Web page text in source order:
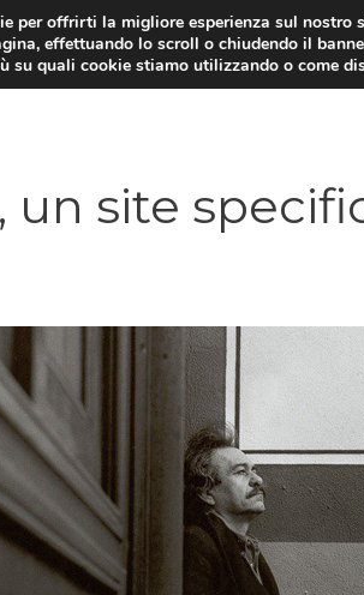
un site
per offrirti la migliore esperienza sul nostro
effettuando lo scroll o chiudendo il
su quali cookie stiamo utilizzando o come